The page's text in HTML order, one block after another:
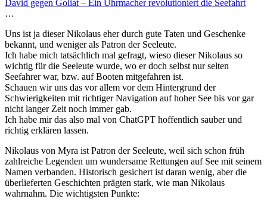
David gegen Goliat – Ein Uhrmacher revolutioniert die Seefahrt
…
Uns ist ja dieser Nikolaus eher durch gute Taten und Geschenke
bekannt, und weniger als Patron der Seeleute.
Ich habe mich tatsächlich mal gefragt, wieso dieser Nikolaus so
wichtig für die Seeleute wurde, wo er doch selbst nur selten
Seefahrer war, bzw. auf Booten mitgefahren ist.
Schauen wir uns das vor allem vor dem Hintergrund der
Schwierigkeiten mit richtiger Navigation auf hoher See bis vor gar
nicht langer Zeit noch immer gab.
Ich habe mir das also mal von ChatGPT hoffentlich sauber und
richtig erklären lassen.
Nikolaus von Myra ist Patron der Seeleute, weil sich schon früh
zahlreiche Legenden um wundersame Rettungen auf See mit seinem
Namen verbanden. Historisch gesichert ist daran wenig, aber die
überlieferten Geschichten prägten stark, wie man Nikolaus
wahrnahm. Die wichtigsten Punkte: